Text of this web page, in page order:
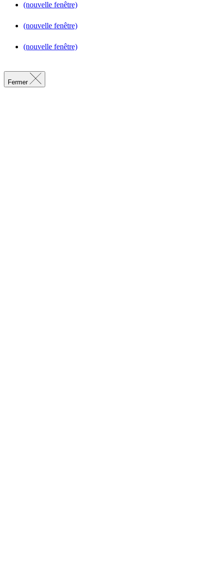
(nouvelle fenêtre)
(nouvelle fenêtre)
(nouvelle fenêtre)
Fermer